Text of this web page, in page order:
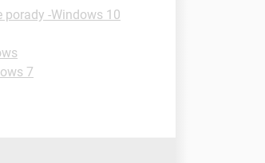
porady -Windows 10
7